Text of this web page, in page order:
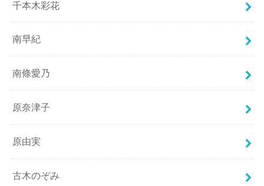
千本木彩花
南早紀
南條愛乃
原奈津子
原由実
古木のぞみ